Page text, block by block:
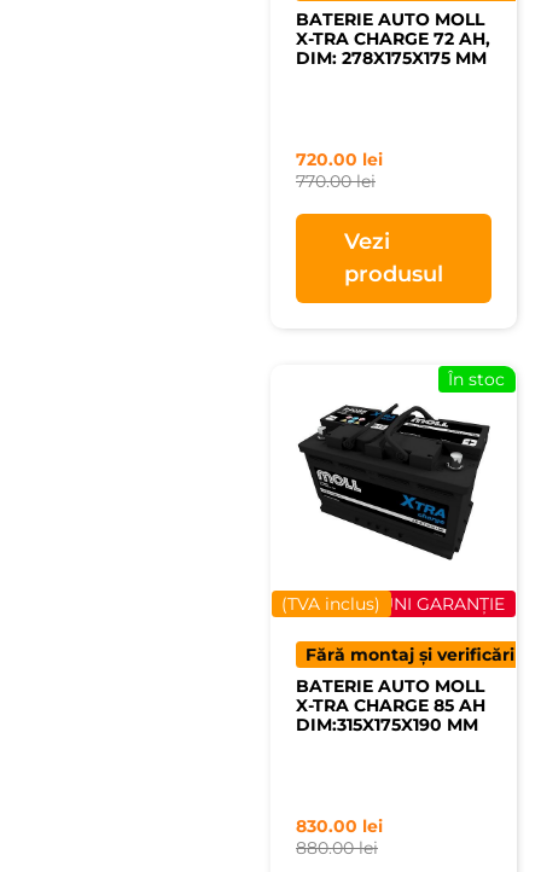
BATERIE AUTO MOLL
X-TRA CHARGE 72 AH,
DIM: 278X175X175 MM
770.00lei
720.00 lei
Vezi
produsul
40 LUNI GARANȚIE
(TVA inclus)
În stoc
Fără montaj și verificări
BATERIE AUTO MOLL
X-TRA CHARGE 85 AH
DIM:315X175X190 MM
880.00lei
830.00 lei